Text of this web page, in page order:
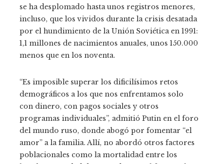
se ha desplomado hasta unos registros menores,
incluso, que los vividos durante la crisis desatada
por el hundimiento de la Unión Soviética en 1991:
1,1 millones de nacimientos anuales, unos 150.000
menos que en los noventa.
“Es imposible superar los dificilísimos retos
demográficos a los que nos enfrentamos solo
con dinero, con pagos sociales y otros
programas individuales”, admitió Putin en el foro
del mundo ruso, donde abogó por fomentar “el
amor” a la familia. Allí, no abordó otros factores
poblacionales como la mortalidad entre los